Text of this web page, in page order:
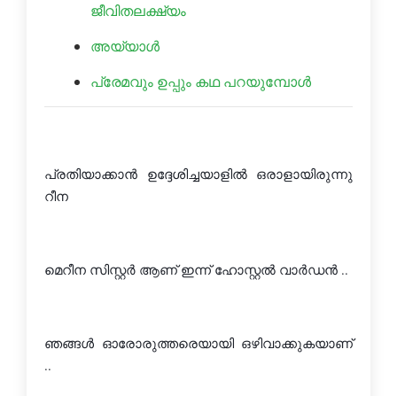
ജീവിതലക്ഷ്യം
അയ്യാൾ
പ്രേമവും ഉപ്പും കഥ പറയുമ്പോള്‍
പ്രതിയാക്കാൻ ഉദ്ദേശിച്ചയാളിൽ ഒരാളായിരുന്നു
റീന
മെറീന സിസ്റ്റര്‍ ആണ് ഇന്ന് ഹോസ്റ്റല്‍ വാര്‍ഡന്‍ ..
ഞങ്ങള്‍ ഓരോരുത്തരെയായി ഒഴിവാക്കുകയാണ്
..